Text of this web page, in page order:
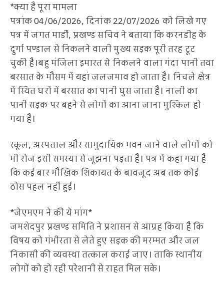
*क्या है पूरा मामला
पत्रांक 04/06/2026, दिनांक 22/07/2026 को लिखे गए
पत्र में जगत मार्डी, प्रखण्ड सचिव ने बताया कि करनडीह के
दुर्गा पण्डाल से निकलने वाली मुख्य सड़क पूरी तरह टूट
चुकी है।बहु मंजिला इमारत से निकलने वाला गंदा पानी तथा
बरसात के मौसम में यहां जलजमाव हो जाता है। निचले क्षेत्र
में स्थित घरों में बरसात का पानी घुस जाता है। नाली का
पानी सड़क पर बहने से लोगों का आना जाना मुश्किल हो
गया है।
स्कूल, अस्पताल और सामुदायिक भवन जाने वाले लोगों को
भी रोज इसी समस्या से जूझना पड़ता है। पत्र में कहा गया है
कि कई बार मौखिक शिकायत के बावजूद अब तक कोई
ठोस पहल नहीं हुई।
*जेएमएम ने की ये मांग*
जमशेदपुर प्रखण्ड समिति ने प्रशासन से आग्रह किया है कि
विषय को गंभीरता से लेते हुए सड़क की मरम्मत और जल
निकासी की व्यवस्था तत्काल कराई जाए। ताकि स्थानीय
लोगों को हो रही परेशानी से राहत मिल सके।